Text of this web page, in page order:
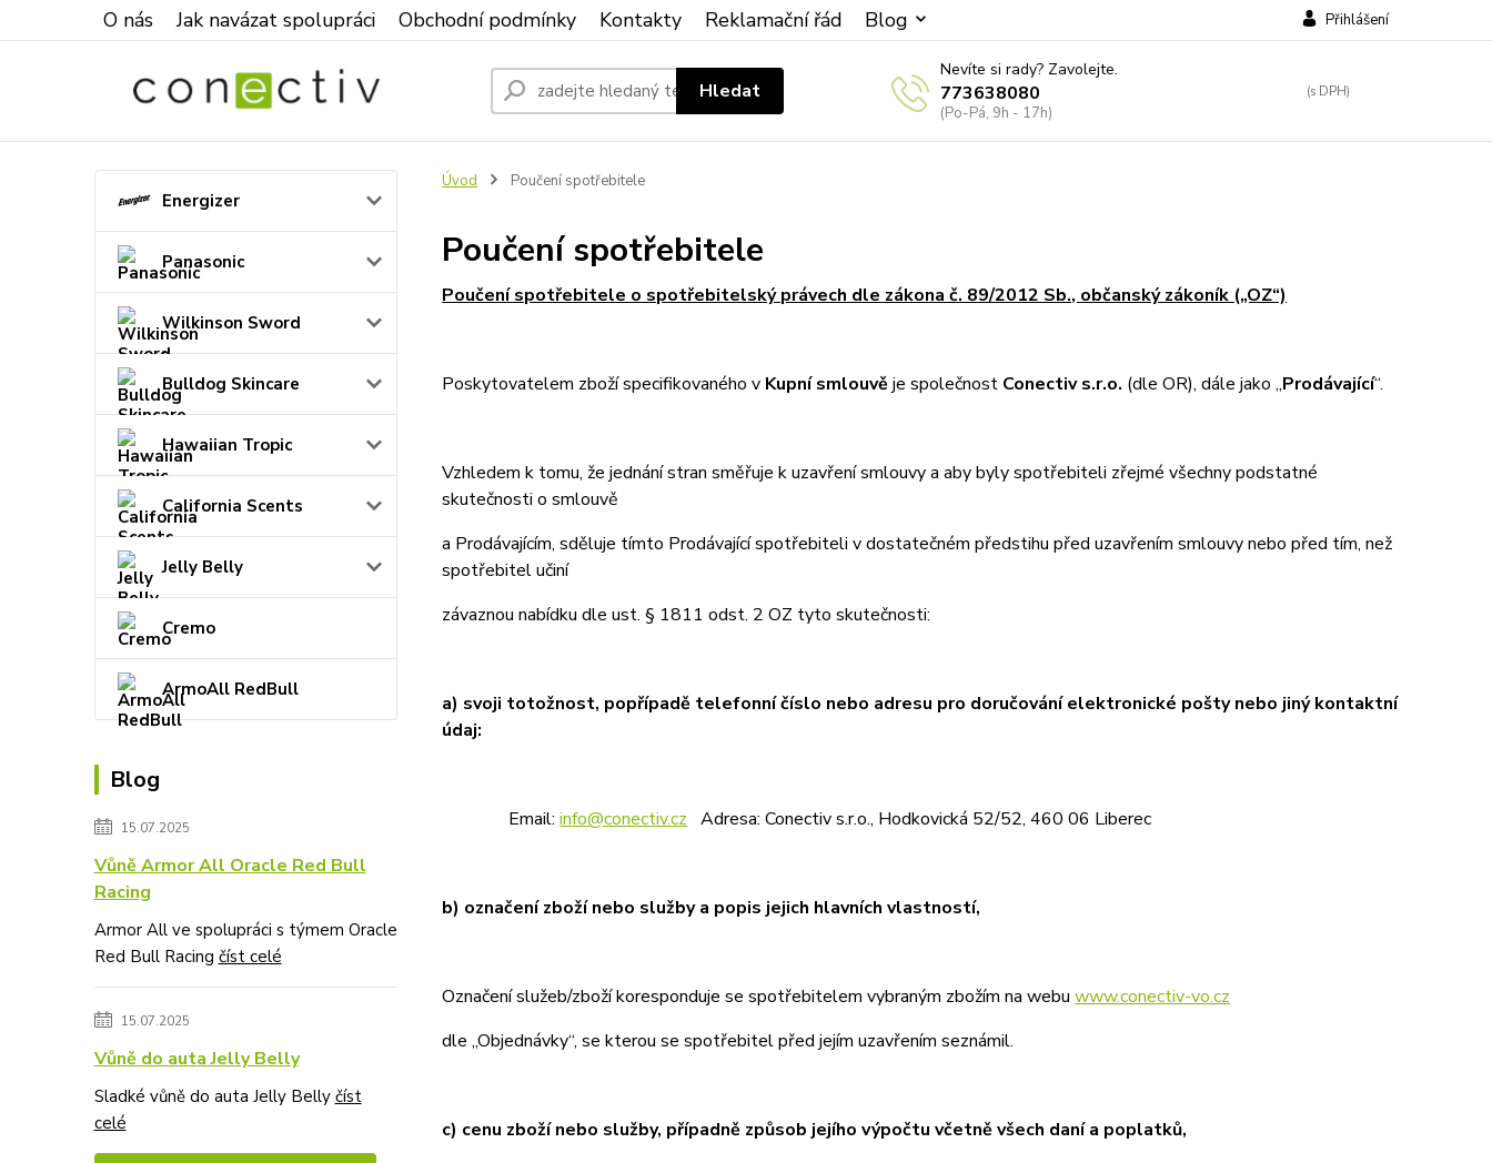
O nás Jak navázat spolupráci Obchodní podmínky Kontakty Reklamační řád Blog Přihlášení
Hledat
Nevíte si rady? Zavolejte.
773638080
(Po-Pá, 9h - 17h)
Energizer
Panasonic
Wilkinson Sword
Bulldog Skincare
Hawaiian Tropic
California Scents
Jelly Belly
Cremo
ArmoAll RedBull
Blog
15.07.2025
Vůně Armor All Oracle Red Bull
Racing
Armor All ve spolupráci s týmem Oracle
Red Bull Racing číst celé
15.07.2025
Vůně do auta Jelly Belly
Sladké vůně do auta Jelly Belly číst
celé
Úvod Poučení spotřebitele
Poučení spotřebitele
Poučení spotřebitele o spotřebitelský právech dle zákona č. 89/2012 Sb., občanský zákoník („OZ“)
Poskytovatelem zboží specifikovaného v Kupní smlouvě je společnost Conectiv s.r.o. (dle OR), dále jako „Prodávající“.
Vzhledem k tomu, že jednání stran směřuje k uzavření smlouvy a aby byly spotřebiteli zřejmé všechny podstatné
skutečnosti o smlouvě
a Prodávajícím, sděluje tímto Prodávající spotřebiteli v dostatečném předstihu před uzavřením smlouvy nebo před tím, než
spotřebitel učiní
závaznou nabídku dle ust. § 1811 odst. 2 OZ tyto skutečnosti:
a) svoji totožnost, popřípadě telefonní číslo nebo adresu pro doručování elektronické pošty nebo jiný kontaktní
údaj:
Email:info@conectiv.cz Adresa: Conectiv s.r.o., Hodkovická 52/52, 460 06 Liberec
b) označení zboží nebo služby a popis jejich hlavních vlastností,
Označení služeb/zboží koresponduje se spotřebitelem vybraným zbožím na webuwww.conectiv-vo.cz
dle „Objednávky“, se kterou se spotřebitel před jejím uzavřením seznámil.
c) cenu zboží nebo služby, případně způsob jejího výpočtu včetně všech daní a poplatků,